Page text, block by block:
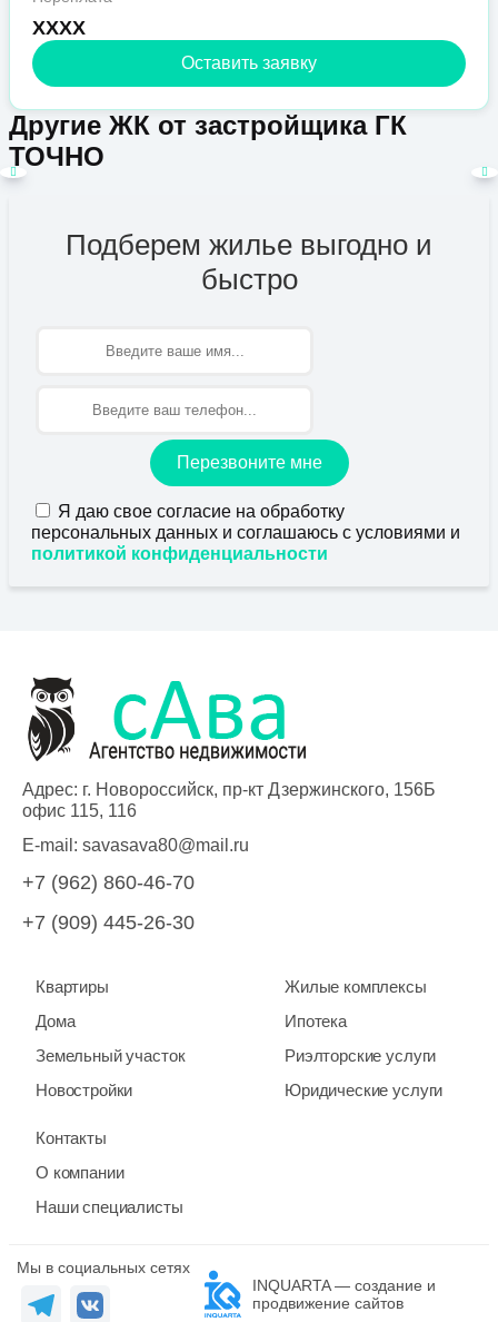
XXXX
Оставить заявку
Другие ЖК от застройщика ГК
ТОЧНО
Подберем жилье выгодно и
быстро
Перезвоните мне
Я даю свое согласие на обработку
персональных данных и соглашаюсь с условиями и
политикой конфиденциальности
Адрес: г. Новороссийск, пр-кт Дзержинского, 156Б
офис 115, 116
E-mail: savasava80@mail.ru
+7 (962) 860-46-70
+7 (909) 445-26-30
Квартиры
Дома
Земельный участок
Новостройки
Жилые комплексы
Ипотека
Риэлторские услуги
Юридические услуги
Контакты
О компании
Наши специалисты
Мы в социальных сетях
INQUARTA — создание и
продвижение сайтов